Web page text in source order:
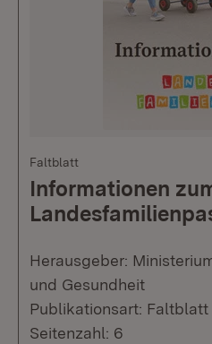
Faltblatt
Informationen
Herausgeber:
und Gesundheit
Publikationsart: Faltblatt
Seitenzahl: 6